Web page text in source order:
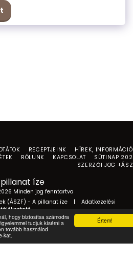
Értem!
hogy biztosítsa számodra
tudjuk kísérni a
tovább használod
kat.
íze
Minden jog fenntartva
(ÁSZF) - A pillanat íze| Adatkezelési
tájékoztató
RECEPTJEINK
HÍREK,
RÓLUNK KAPCSOLAT
SÜTINAP
SZERZŐI JOG